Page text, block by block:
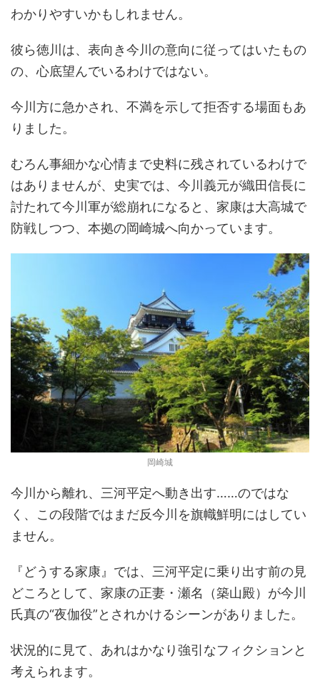
わかりやすいかもしれません。
彼ら徳川は、表向き今川の意向に従ってはいたもの
の、心底望んでいるわけではない。
今川方に急かされ、不満を示して拒否する場面もあ
りました。
むろん事細かな心情まで史料に残されているわけで
はありませんが、史実では、今川義元が織田信長に
討たれて今川軍が総崩れになると、家康は大高城で
防戦しつつ、本拠の岡崎城へ向かっています。
岡崎城
今川から離れ、三河平定へ動き出す……のではな
く、この段階ではまだ反今川を旗幟鮮明にはしてい
ません。
『どうする家康』では、三河平定に乗り出す前の見
どころとして、家康の正妻・瀬名（築山殿）が今川
氏真の“夜伽役”とされかけるシーンがありました。
状況的に見て、あれはかなり強引なフィクションと
考えられます。